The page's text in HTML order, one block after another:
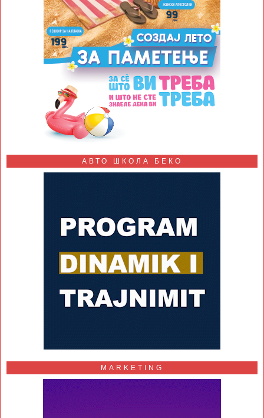
АВТО ШКОЛА БЕКО
MARKETING